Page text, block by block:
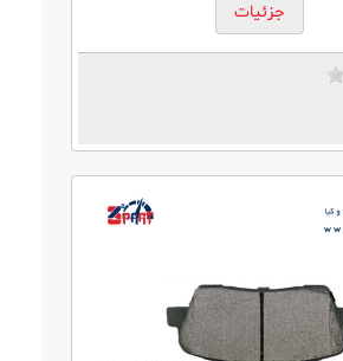
جزئیات